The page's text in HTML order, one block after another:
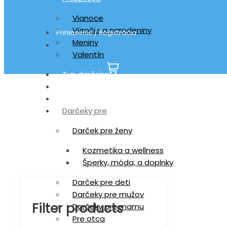
Vianoce
Výročie a narodeniny
Meniny
Valentín
Typ darčeka
Darčeky pre
Darček pre ženy
Kozmetika a wellness
Šperky, móda, a doplnky
Darček pre deti
Darčeky pre mužov
Darčeky pre mamu
Pre otca
Prihlasenie / Registrácia
Filter products